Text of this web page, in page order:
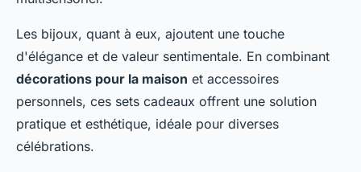
Les bijoux, quant à eux, ajoutent une touche
d'élégance et de valeur sentimentale. En combinant
décorations pour la maison et accessoires
personnels, ces sets cadeaux offrent une solution
pratique et esthétique, idéale pour diverses
célébrations.